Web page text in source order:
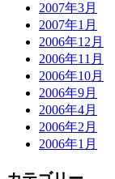
2007年3月
2007年1月
2006年12月
2006年11月
2006年10月
2006年9月
2006年4月
2006年2月
2006年1月